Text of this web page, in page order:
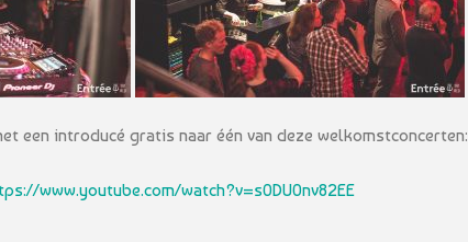
een introducé gratis naar één van deze welkomstconcerten:
www.youtube.com/watch?v=s0DU0nv82EE